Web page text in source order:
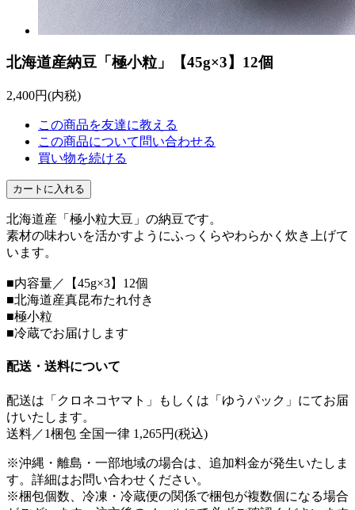
北海道産納豆「極小粒」【45g×3】12個
2,400円(内税)
この商品を友達に教える
この商品について問い合わせる
買い物を続ける
北海道産「極小粒大豆」の納豆です。
素材の味わいを活かすようにふっくらやわらかく炊き上げて
います。
■内容量／【45g×3】12個
■北海道産真昆布たれ付き
■極小粒
■冷蔵でお届けします
配送・送料について
配送は「クロネコヤマト」もしくは「ゆうパック」にてお届
けいたします。
送料／1梱包 全国一律 1,265円(税込)
※沖縄・離島・一部地域の場合は、追加料金が発生いたしま
す。詳細はお問い合わせください。
※梱包個数、冷凍・冷蔵便の関係で梱包が複数個になる場合